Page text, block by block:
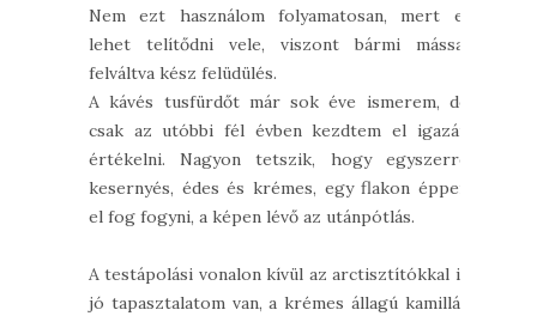
Nem ezt használom folyamatosan, mert el
lehet telítődni vele, viszont bármi mással
felváltva kész felüdülés.
A kávés tusfürdőt már sok éve ismerem, de
csak az utóbbi fél évben kezdtem el igazán
értékelni. Nagyon tetszik, hogy egyszerre
kesernyés, édes és krémes, egy flakon éppen
el fog fogyni, a képen lévő az utánpótlás.
A testápolási vonalon kívül az arctisztítókkal is
jó tapasztalatom van, a krémes állagú kamillás